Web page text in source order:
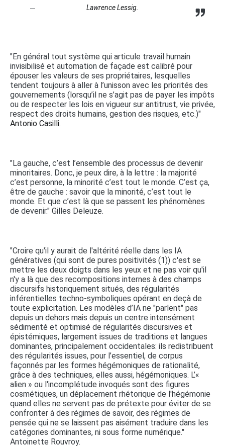
Lawrence Lessig.
"En général tout système qui articule travail humain
invisibilisé et automation de façade est calibré pour
épouser les valeurs de ses propriétaires, lesquelles
tendent toujours à aller à l’unisson avec les priorités des
gouvernements (lorsqu’il ne s’agit pas de payer les impôts
ou de respecter les lois en vigueur sur antitrust, vie privée,
respect des droits humains, gestion des risques, etc.)"
Antonio Casilli.
"La gauche, c’est l’ensemble des processus de devenir
minoritaires. Donc, je peux dire, à la lettre : la majorité
c’est personne, la minorité c’est tout le monde. C’est ça,
être de gauche : savoir que la minorité, c’est tout le
monde. Et que c’est là que se passent les phénomènes
de devenir." Gilles Deleuze.
"Croire qu'il y aurait de l'altérité réelle dans les IA
génératives (qui sont de pures positivités (1)) c'est se
mettre les deux doigts dans les yeux et ne pas voir qu'il
n'y a là que des recompositions internes à des champs
discursifs historiquement situés, des régularités
inférentielles techno-symboliques opérant en deçà de
toute explicitation. Les modèles d’IA ne "parlent" pas
depuis un dehors mais depuis un centre intensément
sédimenté et optimisé de régularités discursives et
épistémiques, largement issues de traditions et langues
dominantes, principalement occidentales: ils redistribuent
des régularités issues, pour l’essentiel, de corpus
façonnés par les formes hégémoniques de rationalité,
grâce à des techniques, elles aussi, hégémoniques. L’«
alien » ou l'incomplétude invoqués sont des figures
cosmétiques, un déplacement rhétorique de l'hégémonie
quand elles ne servent pas de prétexte pour éviter de se
confronter à des régimes de savoir, des régimes de
pensée qui ne se laissent pas aisément traduire dans les
catégories dominantes, ni sous forme numérique."
Antoinette Rouvroy.